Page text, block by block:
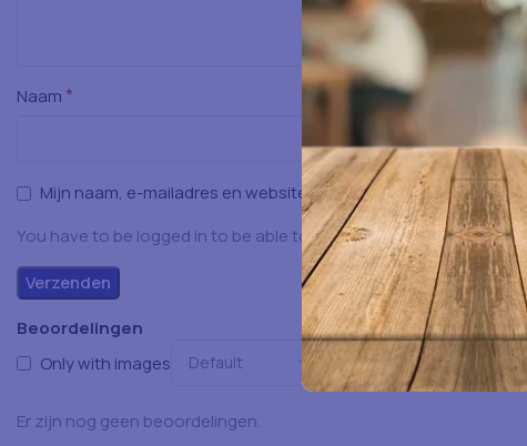
Beoordelingen
Only with images
Er zijn nog geen beoordelingen.
Naam *
Mijn naam, e-mailadres en website opslaan in deze browser
You have to be logged in to be able to add photos to your review.